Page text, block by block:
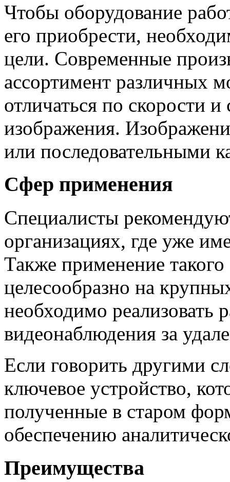
Чтобы оборудование
его приобрести,
цели. Современные
ассортимент различных
отличаться по скорости
изображения.
или последовательными
Сфер применения
Специалисты
организациях, где уже
Также применение
целесообразно на
необходимо реализовать
видеонаблюдения за
Если говорить другими
ключевое устройство,
полученные в старом
обеспечению
Преимущества